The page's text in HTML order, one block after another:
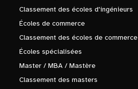
Classement des écoles d'ingénieurs
Écoles de commerce
Classement des écoles de commerce
Écoles spécialisées
Master / MBA / Mastère
Classement des masters